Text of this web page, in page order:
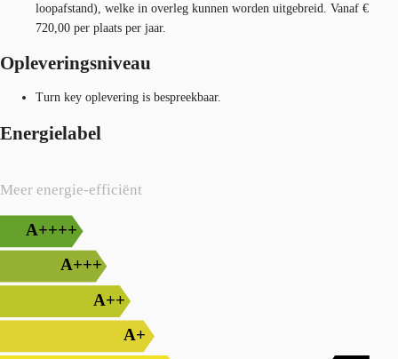
loopafstand), welke in overleg kunnen worden uitgebreid. Vanaf €
720,00 per plaats per jaar.
Opleveringsniveau
Turn key oplevering is bespreekbaar.
Energielabel
Meer energie-efficiënt
A++++
A+++
A++
A+